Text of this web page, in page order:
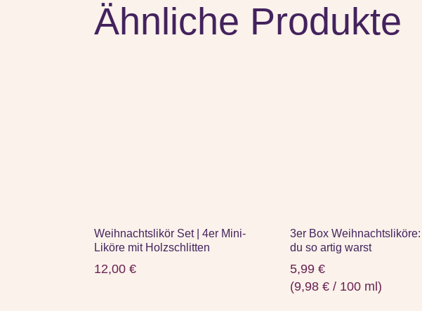
Ähnliche Produkte
Weihnachtslikör Set | 4er Mini-
Liköre mit Holzschlitten
12,00€
3er Box Weihnachtsliköre:
du so artig warst
5,99€
(9,98€ / 100 ml)